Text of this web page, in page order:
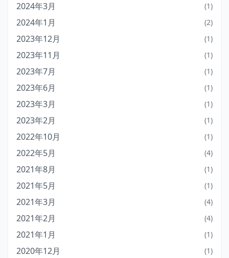
2024年3月 (1)
2024年1月 (2)
2023年12月 (1)
2023年11月 (1)
2023年7月 (1)
2023年6月 (1)
2023年3月 (1)
2023年2月 (1)
2022年10月 (1)
2022年5月 (4)
2021年8月 (1)
2021年5月 (1)
2021年3月 (4)
2021年2月 (4)
2021年1月 (1)
2020年12月 (1)